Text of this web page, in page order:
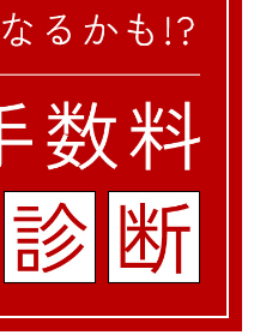
ション・デザイナー
気軽にエスアールホ
さい。